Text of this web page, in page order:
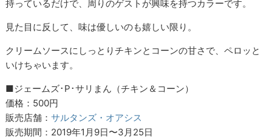
持っているだけで、周りのゲストが興味を持つカラーです。
見た目に反して、味は優しいのも嬉しい限り。
クリームソースにしっとりチキンとコーンの甘さで、ペロッと
いけちゃいます。
■ジェームズ･P･サリまん（チキン＆コーン）
価格：500円
販売店舗：サルタンズ・オアシス
販売期間：2019年1月9日〜3月25日